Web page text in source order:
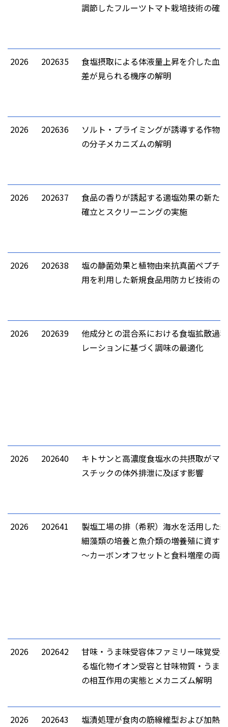
調節したフルーツトマト栽培技術の確立
2026 202635
食塩摂取による体液量上昇を介した血
差が見られる機序の解明
2026 202636
ソルト・プライミングが誘導する作物
の分子メカニズムの解明
2026 202637
食品の香りが誘起する適塩効果の新た
確立とスクリーニングの実施
2026 202638
塩の静菌効果と植物由来抗真菌ペプチ
用を利用した新規食品用防カビ技術の
2026 202639
他成分との混合系における食塩拡散過
レーションに基づく調味の最適化
2026 202640
キトサンと高濃度食塩水の共摂取がマ
スチックの体外排泄に及ぼす影響
2026 202641
製塩工場の排（希釈）海水を活用した
細藻類の培養と魚介類の増養殖に資す
～カーボンオフセットと食料増産の両
2026 202642
甘味・うま味受容体ファミリー味覚受
る塩化物イオン受容と甘味物質・うま
の相互作用の実態とメカニズム解明
2026 202643
塩漬処理が食肉の筋線維型および加熱